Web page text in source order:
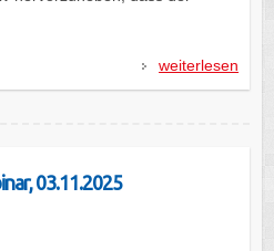
weiterlesen
03.11.2025